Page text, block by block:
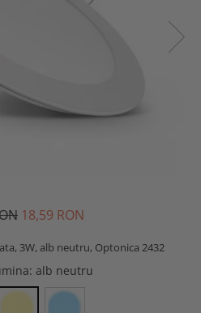
18,59 RON
3W, alb neutru, Optonica 2432
: alb neutru